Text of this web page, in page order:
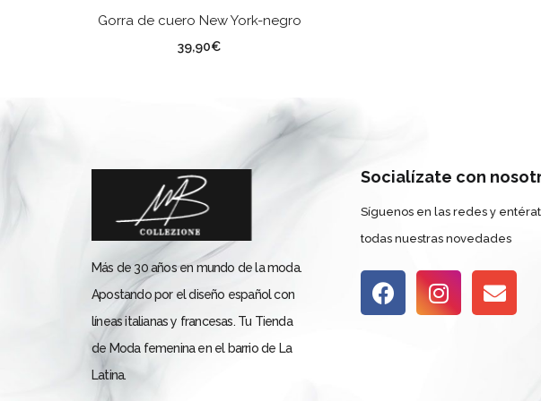
Gorra de cuero New York-negro
39,90€
Más de 30 años en mundo de la moda.
Apostando por el diseño español con
líneas italianas y francesas. Tu Tienda
de Moda femenina en el barrio de La
Latina.
Socialízate con
Síguenos en las redes y
todas nuestras novedades